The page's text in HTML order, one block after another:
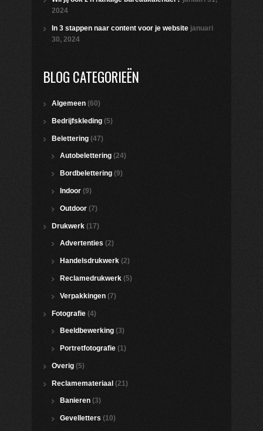
2024
In 3 stappen naar content voor je website januari
30, 2024
BLOG CATEGORIEËN
Algemeen (60)
Bedrijfskleding (5)
Belettering (47)
Autobelettering (24)
Bordbelettering (9)
Indoor (9)
Outdoor (7)
Drukwerk (17)
Advertenties (2)
Handelsdrukwerk (2)
Reclamedrukwerk (5)
Verpakkingen (7)
Fotografie (4)
Beeldbewerking (3)
Portretfotografie (1)
Overig (5)
Reclamemateriaal (21)
Banieren (3)
Gevelletters (10)